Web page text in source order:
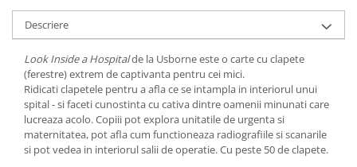
Descriere
Look Inside a Hospitalde la Usborne este o carte cu clapete
(ferestre) extrem de captivanta pentru cei mici.
Ridicati clapetele pentru a afla ce se intampla in interiorul unui
spital - si faceti cunostinta cu cativa dintre oamenii minunati care
lucreaza acolo. Copiii pot explora unitatile de urgenta si
maternitatea, pot afla cum functioneaza radiografiile si scanarile
si pot vedea in interiorul salii de operatie. Cu peste 50 de clapete.